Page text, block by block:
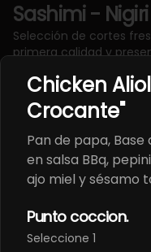
Sashimi -
Selección de cortes
primera calidad y
la esencia de la cocina
Gunkan Ebi
Chicken
Crocante"
Pan de papa,
en salsa BBq,
ajo miel y sésamo
Punto coccion.
Seleccione 1